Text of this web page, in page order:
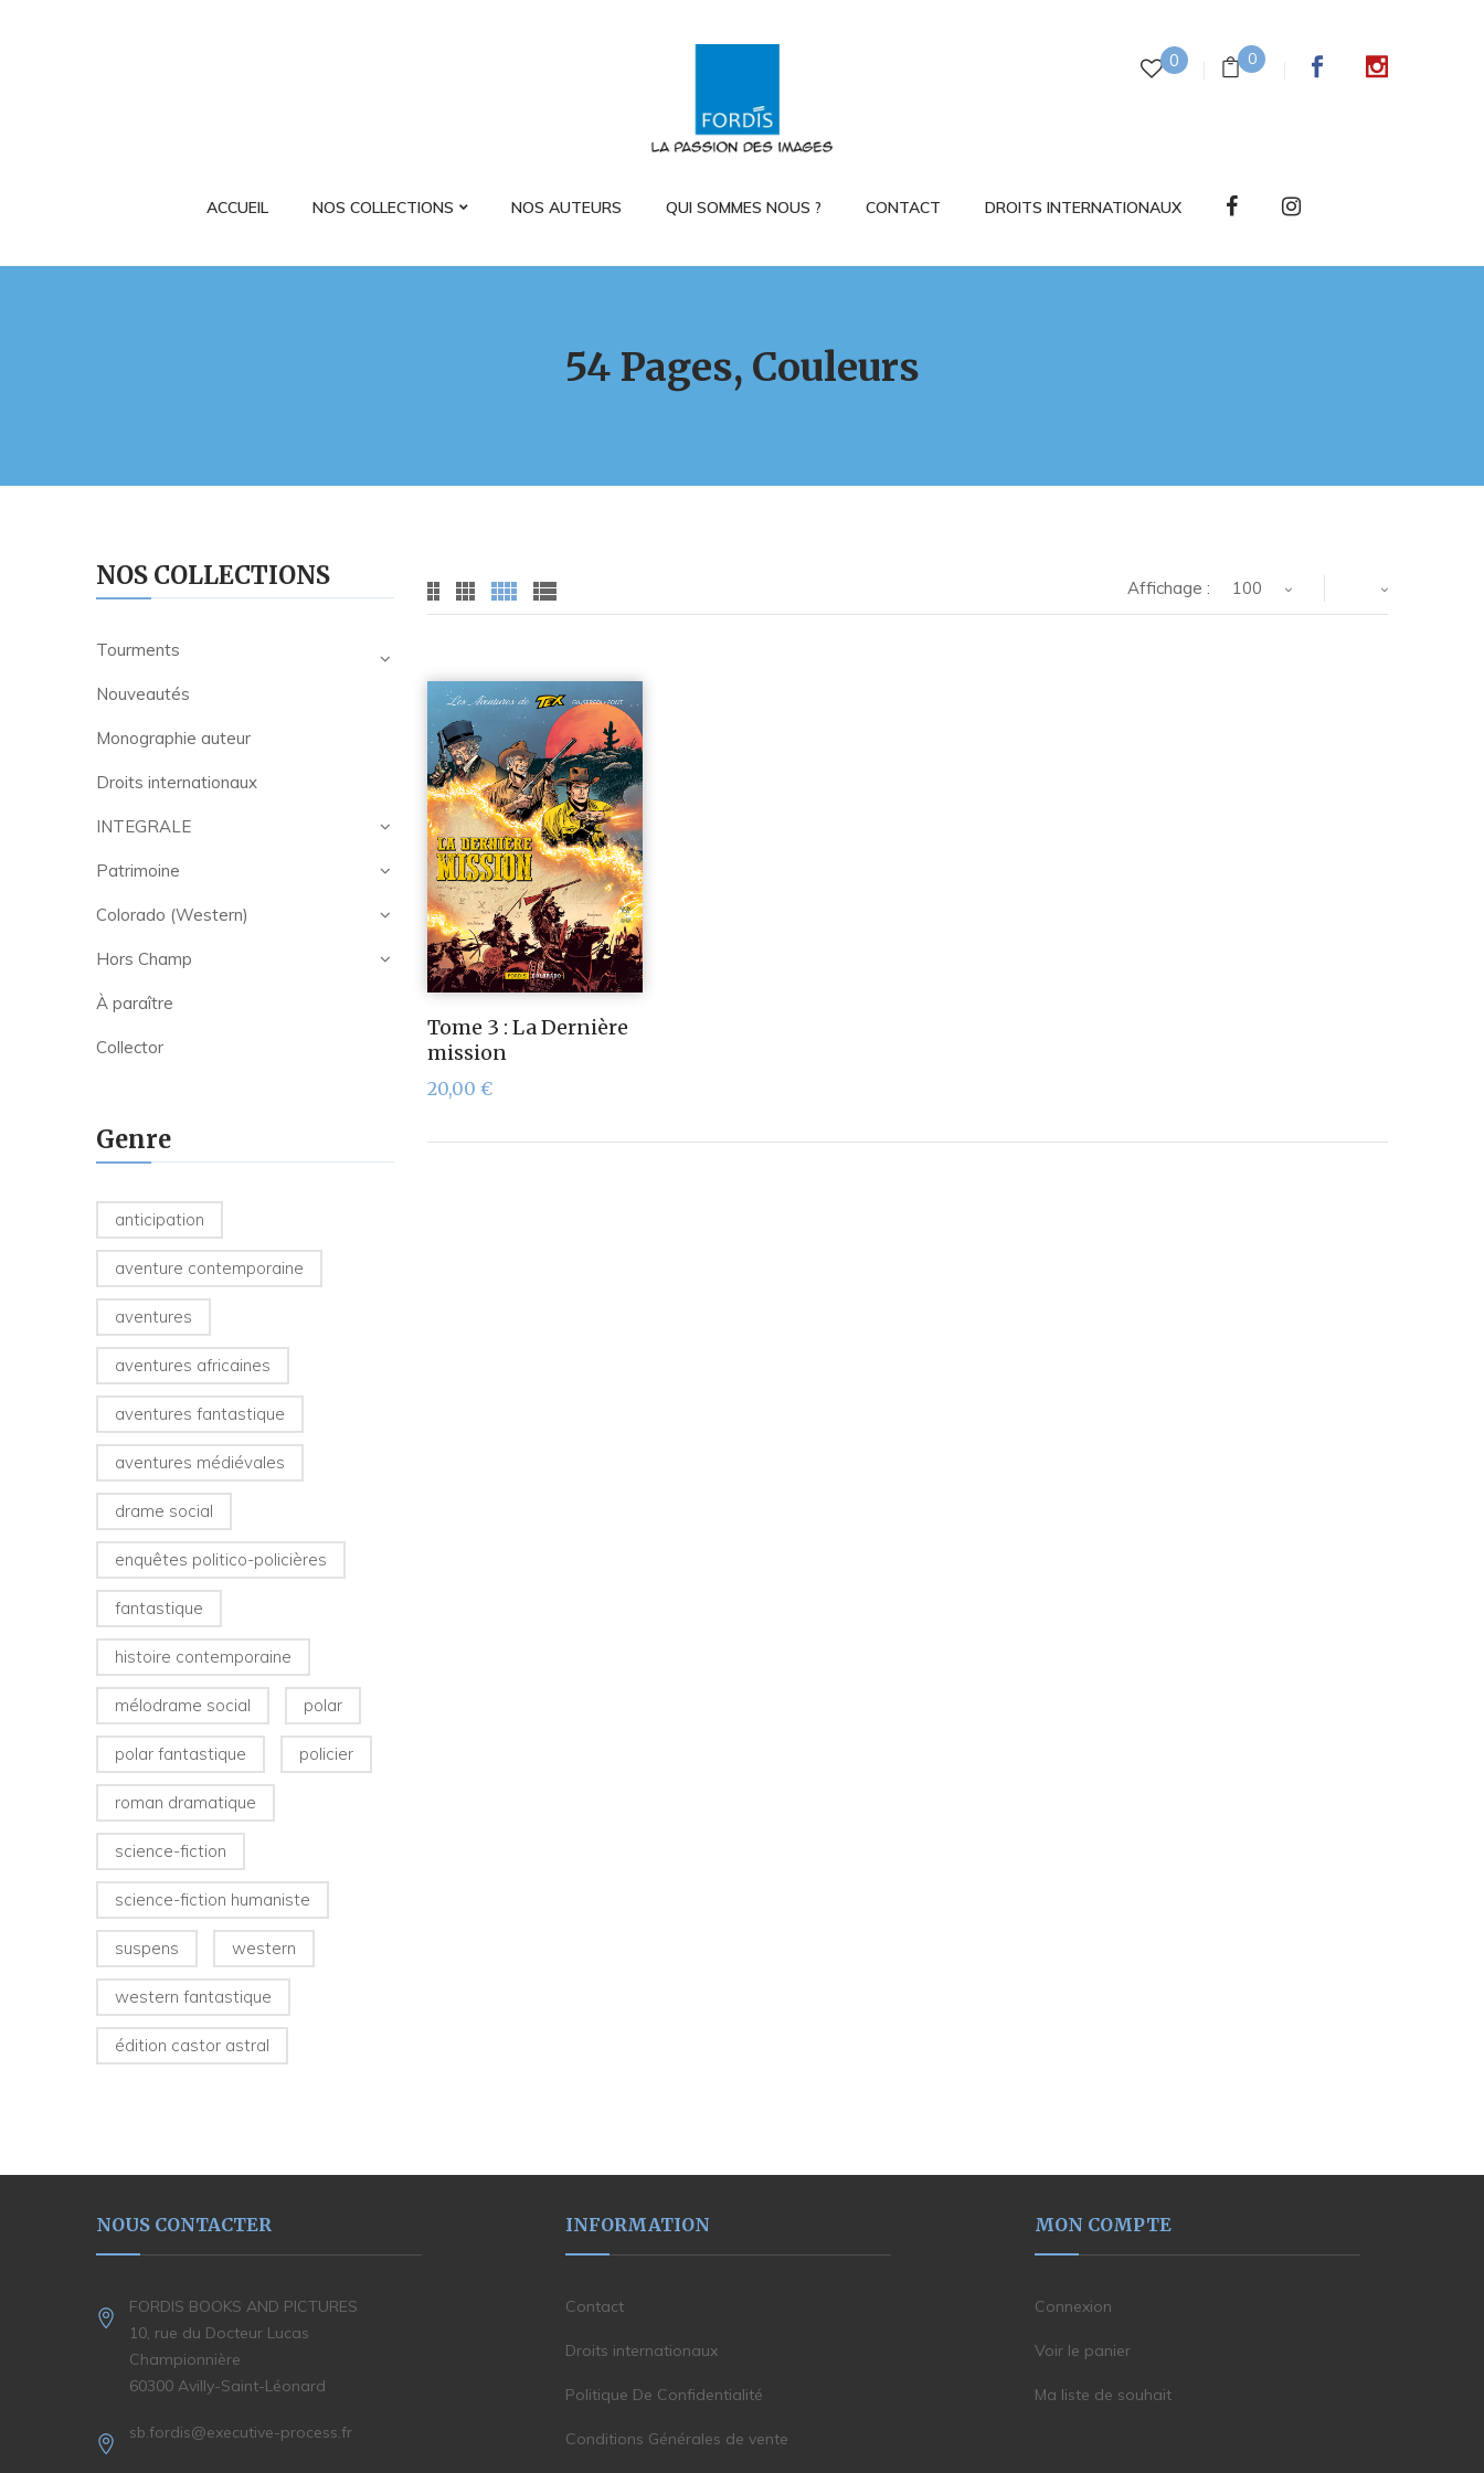
0 0
ACCUEIL NOS COLLECTIONS NOS AUTEURS QUI SOMMES NOUS ? CONTACT DROITS INTERNATIONAUX
54 Pages, Couleurs
NOS COLLECTIONS
Tourments
Nouveautés
Monographie auteur
Droits internationaux
INTEGRALE
Patrimoine
Colorado (Western)
Hors Champ
À paraître
Collector
Genre
anticipation
aventure contemporaine
aventures
aventures africaines
aventures fantastique
aventures médiévales
drame social
enquêtes politico-policières
fantastique
histoire contemporaine
mélodrame social polar
polar fantastique policier
roman dramatique
science-fiction
science-fiction humaniste
suspens western
western fantastique
édition castor astral
Affichage : 100
Tome 3 : La Dernière
mission
20,00 €
NOUS CONTACTER
FORDIS BOOKS AND PICTURES
10, rue du Docteur Lucas
Championnière
60300 Avilly-Saint-Léonard
sb.fordis@executive-process.fr
INFORMATION
Contact
Droits internationaux
Politique De Confidentialité
Conditions Générales de vente
MON COMPTE
Connexion
Voir le panier
Ma liste de souhait